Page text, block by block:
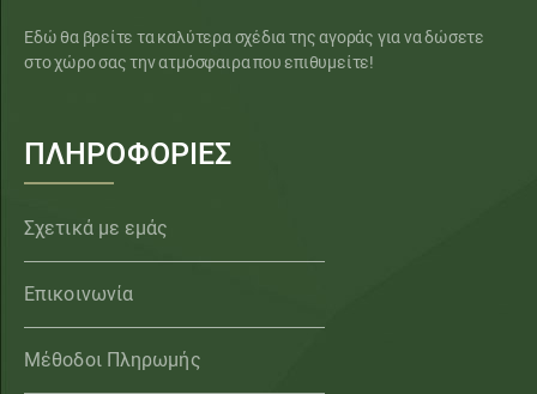
Εδώ θα βρείτε τα καλύτερα σχέδια της αγοράς για να δώσετε
στο χώρο σας την ατμόσφαιρα που επιθυμείτε!
ΠΛΗΡΟΦΟΡΙΕΣ
Σχετικά με εμάς
Επικοινωνία
Μέθοδοι Πληρωμής